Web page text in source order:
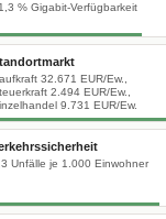
% Gigabit-Verfügbarkeit
32.671 EUR/Ew.,
2.494 EUR/Ew.,
9.731 EUR/Ew.
Unfälle je 1.000 Einwohner